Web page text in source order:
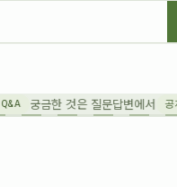
궁금한 것은 질문답변에서 공지